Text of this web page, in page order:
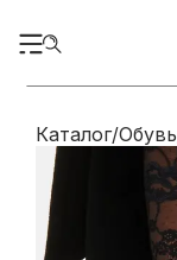
Каталог/Обувь